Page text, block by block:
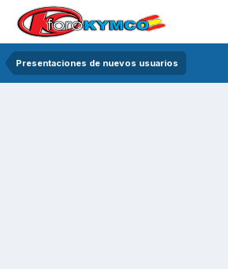
Presentaciones de nuevos usuarios